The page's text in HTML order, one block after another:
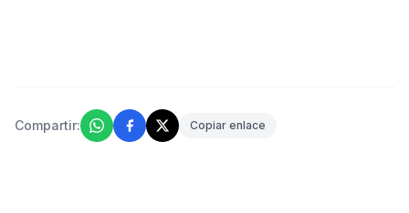
Compartir: Copiar enlace